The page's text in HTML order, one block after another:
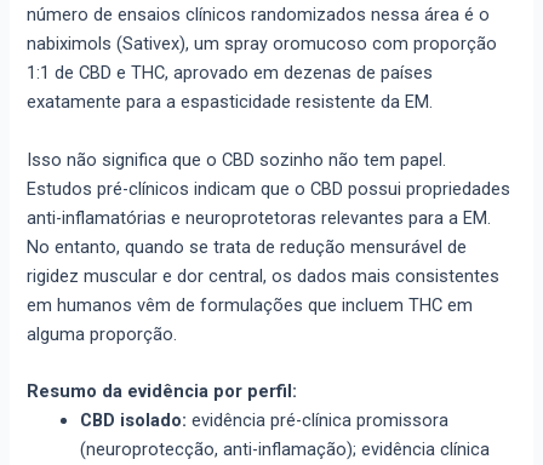
número de ensaios clínicos randomizados nessa área é o
nabiximols (Sativex), um spray oromucoso com proporção
1:1 de CBD e THC, aprovado em dezenas de países
exatamente para a espasticidade resistente da EM.
Isso não significa que o CBD sozinho não tem papel.
Estudos pré-clínicos indicam que o CBD possui propriedades
anti-inflamatórias e neuroprotetoras relevantes para a EM.
No entanto, quando se trata de redução mensurável de
rigidez muscular e dor central, os dados mais consistentes
em humanos vêm de formulações que incluem THC em
alguma proporção.
Resumo da evidência por perfil:
CBD isolado: evidência pré-clínica promissora
(neuroprotecção, anti-inflamação); evidência clínica